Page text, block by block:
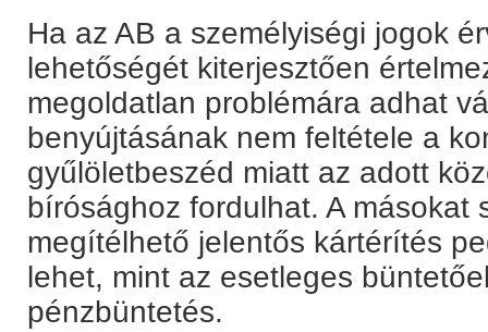
Ha az AB a személyiségi jogok
lehetőségét kiterjesztően
megoldatlan problémára adhat
benyújtásának nem feltétele a
gyűlöletbeszéd miatt az adott
bírósághoz fordulhat. A másokat
megítélhető jelentős kártérítés
lehet, mint az esetleges
pénzbüntetés.